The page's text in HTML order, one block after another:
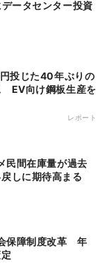
ータセンター投資
投じた40年ぶりの
EV向け鋼板生産を
レポート
民間在庫量が過去
しに期待高まる
保障制度改革 年